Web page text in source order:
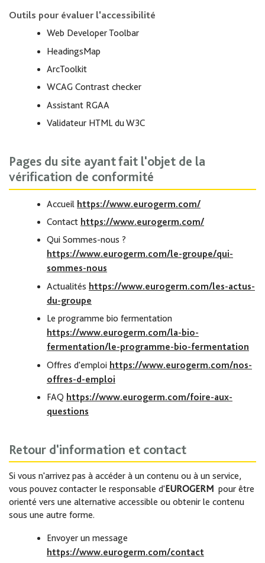
Outils pour évaluer l'accessibilité
Web Developer Toolbar
HeadingsMap
ArcToolkit
WCAG Contrast checker
Assistant RGAA
Validateur HTML du W3C
Pages du site ayant fait l'objet de la
vérification de conformité
Accueil https://www.eurogerm.com/
Contact https://www.eurogerm.com/
Qui Sommes-nous ?
https://www.eurogerm.com/le-groupe/qui-
sommes-nous
Actualités https://www.eurogerm.com/les-actus-
du-groupe
Le programme bio fermentation
https://www.eurogerm.com/la-bio-
fermentation/le-programme-bio-fermentation
Offres d'emploi https://www.eurogerm.com/nos-
offres-d-emploi
FAQ https://www.eurogerm.com/foire-aux-
questions
Retour d'information et contact
Si vous n'arrivez pas à accéder à un contenu ou à un service,
vous pouvez contacter le responsable d'EUROGERM pour être
orienté vers une alternative accessible ou obtenir le contenu
sous une autre forme.
Envoyer un message
https://www.eurogerm.com/contact